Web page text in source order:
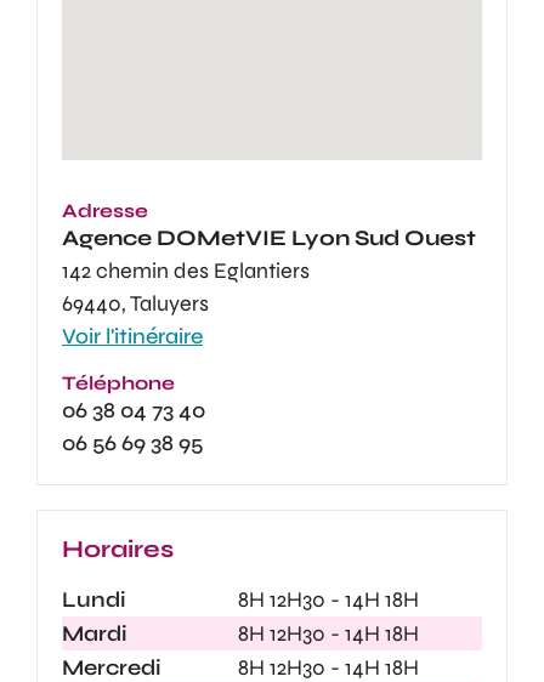
Adresse
Agence DOMetVIE Lyon Sud Ouest
142 chemin des Eglantiers
69440, Taluyers
Voir l'itinéraire
Téléphone
06 38 04 73 40
06 56 69 38 95
Horaires
Lundi
8H 12H30 - 14H 18H
Mardi
8H 12H30 - 14H 18H
Mercredi
8H 12H30 - 14H 18H